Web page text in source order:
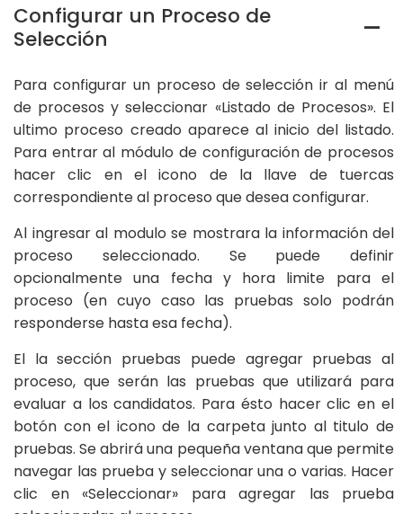
A
Configurar un Proceso de
Selección
Para configurar un proceso de selección ir al menú
de procesos y seleccionar «Listado de Procesos». El
ultimo proceso creado aparece al inicio del listado.
Para entrar al módulo de configuración de procesos
hacer clic en el icono de la llave de tuercas
correspondiente al proceso que desea configurar.
Al ingresar al modulo se mostrara la información del
proceso seleccionado. Se puede definir
opcionalmente una fecha y hora limite para el
proceso (en cuyo caso las pruebas solo podrán
responderse hasta esa fecha).
El la sección pruebas puede agregar pruebas al
proceso, que serán las pruebas que utilizará para
evaluar a los candidatos. Para ésto hacer clic en el
botón con el icono de la carpeta junto al titulo de
pruebas. Se abrirá una pequeña ventana que permite
navegar las prueba y seleccionar una o varias. Hacer
clic en «Seleccionar» para agregar las prueba